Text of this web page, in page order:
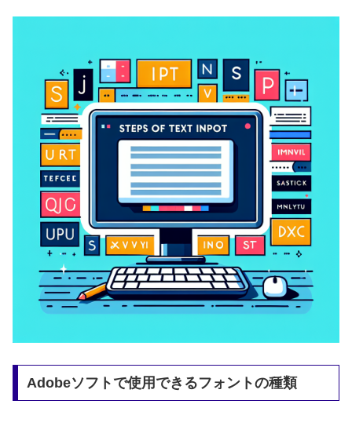
Adobeソフトで使用できるフォントの種類